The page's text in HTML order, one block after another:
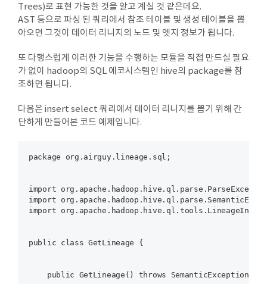
Trees)로 표현 가능한 것을 알고 계실 것 같은데요.
AST 등으로 파싱 된 쿼리에서 참조 테이블 및 생성 테이블을 뽑
아오면 그것이 데이터 리니지의 노드 및 엣지 정보가 됩니다.
또 다행스럽게 이러한 기능을 수행하는 모듈을 직접 만드실 필요
가 없이 hadoop의 SQL 에코시스템인 hive의 package를 참
조하면 됩니다.
다음은 insert select 쿼리에서 데이터 리니지를 뽑기 위해 간
단하게 만들어본 코드 예제입니다.
package org.airguy.lineage.sql;
import
import
import org.apache.hadoop.hive.ql.tools.LineageInfo;
public class GetLineage {
public GetLineage() throws SemanticException,